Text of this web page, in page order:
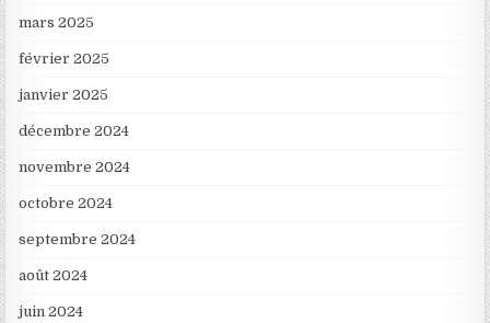
mars 2025
février 2025
janvier 2025
décembre 2024
novembre 2024
octobre 2024
septembre 2024
août 2024
juin 2024